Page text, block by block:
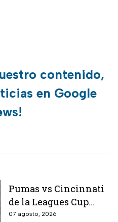
contenido,
en Google
Pumas vs Cincinnati
de la Leagues Cup
2026 es pospuesto
07 agosto, 2026